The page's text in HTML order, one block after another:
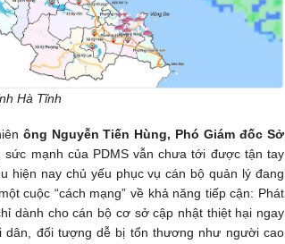
Hà Tĩnh
ông Nguyễn Tiến Hùng, Phó Giám đốc Sở
mạnh của PDMS vẫn chưa tới được tận tay
hiện nay chủ yếu phục vụ cán bộ quản lý đang
cuộc “cách mạng” về khả năng tiếp cận: Phát
dành cho cán bộ cơ sở cập nhật thiệt hại ngay
đối tượng dễ bị tổn thương như người cao